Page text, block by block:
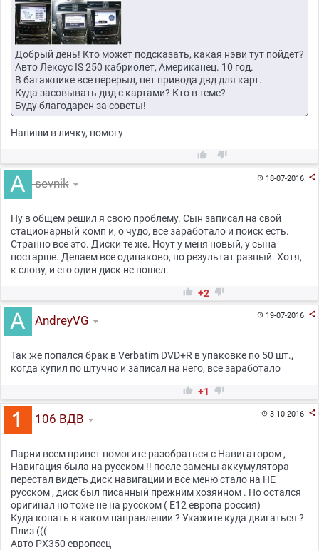
Добрый день! Кто может подсказать, какая нэви тут пойдет?
Авто Лексус IS 250 кабриолет, Американец. 10 год.
В багажнике все перерыл, нет привода двд для карт.
Куда засовывать двд с картами? Кто в теме?
Буду благодарен за советы!
Напиши в личку, помогу
 
18-07-2016 
sevnik
Ну в общем решил я свою проблему. Сын записал на свой
стационарный комп и, о чудо, все заработало и поиск есть.
Странно все это. Диски те же. Ноут у меня новый, у сына
постарше. Делаем все одинаково, но результат разный. Хотя,
к слову, и его один диск не пошел.
 +2 
19-07-2016 
AndreyVG
Так же попался брак в Verbatim DVD+R в упаковке по 50 шт.,
когда купил по штучно и записал на него, все заработало
 +1 
3-10-2016 
106 ВДВ
Парни всем привет помогите разобраться с Навигатором ,
Навигация была на русском !! после замены аккумулятора
перестал видеть диск навигации и все меню стало на НЕ
русском , диск был писанный прежним хозяином . Но остался
оригинал но тоже не на русском ( Е12 европа россия)
Куда копать в каком направлении ? Укажите куда двигаться ?
Плиз (((
Авто РХ350 европеец